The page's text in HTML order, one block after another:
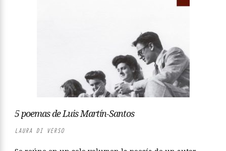
5 poemas de Luis Martín-Santos
LAURA DI VERSO